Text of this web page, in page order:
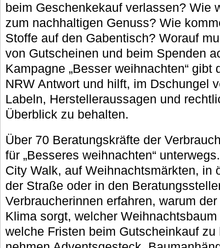
beim Geschenkekauf verlassen? Wie
zum nachhaltigen Genuss? Wie
Stoffe auf den Gabentisch? Worauf
von Gutscheinen und beim Spenden
Kampagne „Besser weihnachten“ gibt
NRW Antwort und hilft, im Dschungel
Labeln, Herstelleraussagen und
Überblick zu behalten.
Über 70 Beratungskräfte der
für „Besseres weihnachten“
City Walk, auf Weihnachtsmärkten, in
der Straße oder in den
Verbraucherinnen erfahren, warum
Klima sorgt, welcher
welche Fristen beim Gutscheinkauf